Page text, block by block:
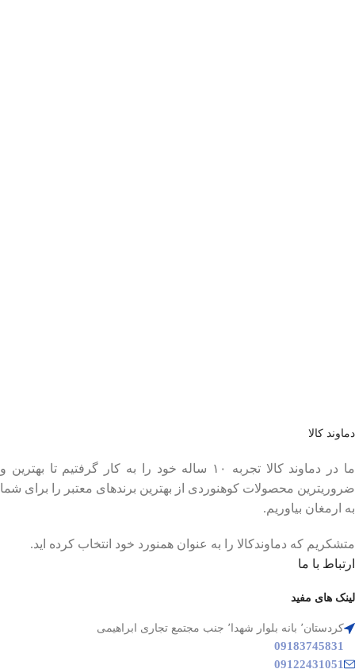
دماوند کالا
ما در دماوند کالا تجربه ۱۰ ساله خود را به کار گرفتیم تا بهترین و
ضروریترین محصولات کوهنوردی از بهترین برندهای معتبر را برای شما
به ارمغان بیاوریم.
متشکریم که دماوندکالا را به عنوان همنورد خود انتخاب کرده اید.
ارتباط با ما
لینک های مفید
کردستان٬ بانه بلوار شهدا٬ جنب مجتمع تجاری ابراهیمی
09183745831
09122431051